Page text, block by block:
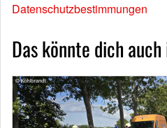
Datenschutzbestimmungen
Das könnte dich